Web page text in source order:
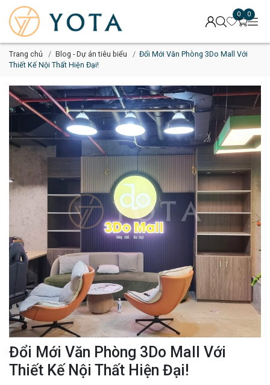
0 0
Trang chủ Blog - Dự án tiêu biểu
Đổi Mới Văn Phòng 3Do Mall Với
Thiết Kế Nội Thất Hiện Đại!
Đổi Mới Văn Phòng 3Do Mall Với
Thiết Kế Nội Thất Hiện Đại!